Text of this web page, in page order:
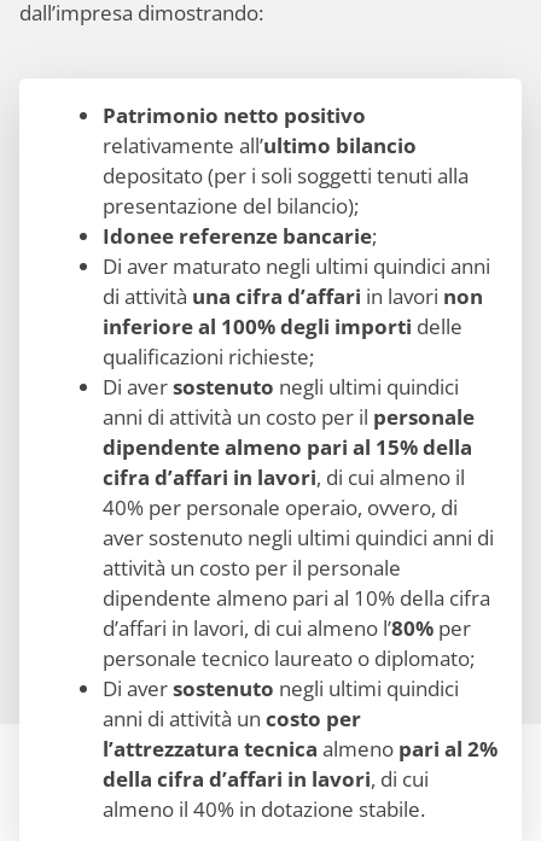
dall’impresa dimostrando:
Patrimonio netto positivo
relativamente all’ultimo bilancio
depositato (per i soli soggetti tenuti alla
presentazione del bilancio);
Idonee referenze bancarie;
Di aver maturato negli ultimi quindici anni
di attività una cifra d’affari in lavori non
inferiore al 100% degli importi delle
qualificazioni richieste;
Di aversostenuto negli ultimi quindici
anni di attività un costo per il personale
dipendente almeno pari al 15% della
cifra d’affari in lavori, di cui almeno il
40% per personale operaio, ovvero, di
aver sostenuto negli ultimi quindici anni di
attività un costo per il personale
dipendente almeno pari al 10% della cifra
d’affari in lavori, di cui almeno l’80% per
personale tecnico laureato o diplomato;
Di aversostenuto negli ultimi quindici
anni di attività uncosto per
l’attrezzatura tecnica almeno pari al 2%
della cifra d’affari in lavori, di cui
almeno il 40% in dotazione stabile.